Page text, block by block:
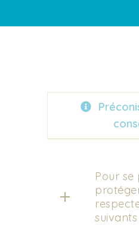
Pour
suivants